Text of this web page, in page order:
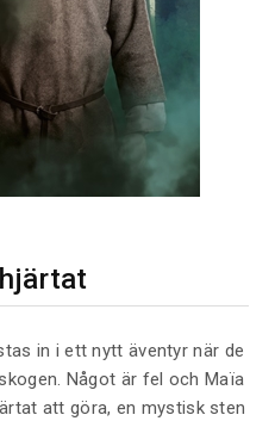
in i ett nytt äventyr när de
Något är fel och Maïa
att göra, en mystisk sten